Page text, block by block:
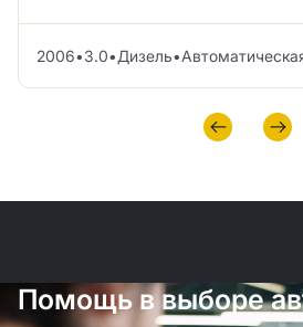
2006•3.0•Дизель•
Помощь в выборе